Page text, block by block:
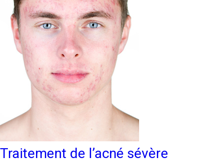
Traitement de l’acné sévère